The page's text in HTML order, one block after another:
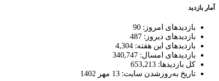
آمار بازدید
بازدیدهای امروز: 90
بازدیدهای دیروز: 487
بازدیدهای این هفته: 4,304
بازدیدهای امسال: 340,747
کل بازدیدها: 653,213
تاریخ به‌روزشدن سایت: 13 مهر 1402